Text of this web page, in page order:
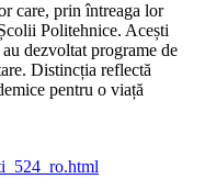
care, prin întreaga lor
Politehnice. Acești
dezvoltat programe de
Distincția reflectă
pentru o viață